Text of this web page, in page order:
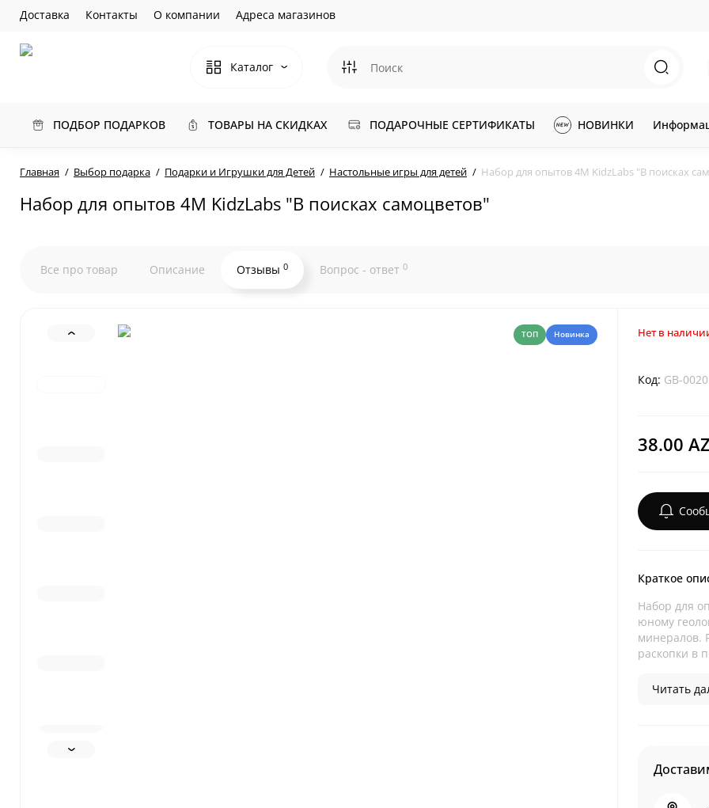
Доставка Контакты О компании Адреса магазинов
Каталог
ПОДБОР ПОДАРКОВ ТОВАРЫ НА СКИДКАХ ПОДАРОЧНЫЕ СЕРТИФИКАТЫ НОВИНКИ
Главная Выбор подарка Подарки и Игрушки для Детей Настольные игры для детей Набор для опытов 4M KidzLabs "В поисках
Набор для опытов 4M KidzLabs "В поисках самоцветов"
Все про товар Описание Отзывы 0 Вопрос - ответ 0
ТОП Новинка Нет в
Код: GB-
38.00
Краткое
Набор для
юному
минералов.
раскопки в
Читать